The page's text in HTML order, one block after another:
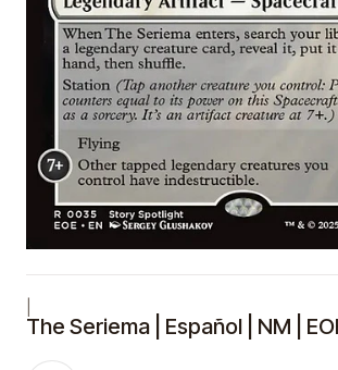
The Seriema | Español | NM |